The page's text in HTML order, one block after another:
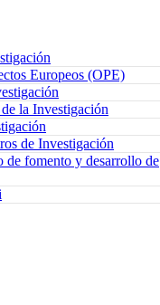
Europeos (OPE)
la Investigación
de Investigación
de fomento y desarrollo de